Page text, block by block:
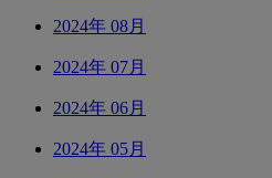
2024年 08月
2024年 07月
2024年 06月
2024年 05月